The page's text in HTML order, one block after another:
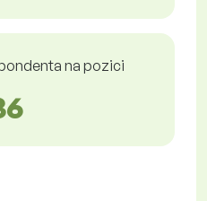
na pozici